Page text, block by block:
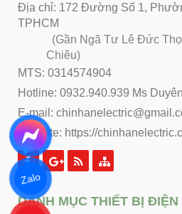
Địa chỉ: 172 Đường Số 1,
TPHCM
(Gần Ngã Tư Lê Đức
Chiêu)
MTS: 0314574904
Hotline: 0932.940.939 Ms Duyên
E-mail:
Website: https://
DANH MỤC THIẾT BỊ ĐIỆN
Zalo